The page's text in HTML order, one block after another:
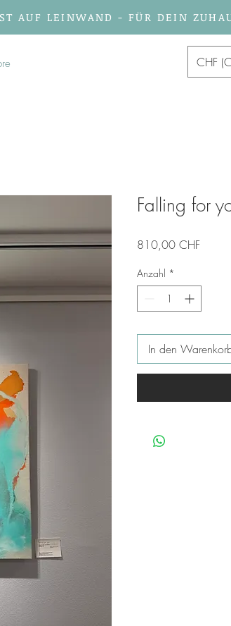
AUF LEINWAND - FÜR DEIN
CHF
Falling for
810,00 CHFPreis
Anzahl *
In den